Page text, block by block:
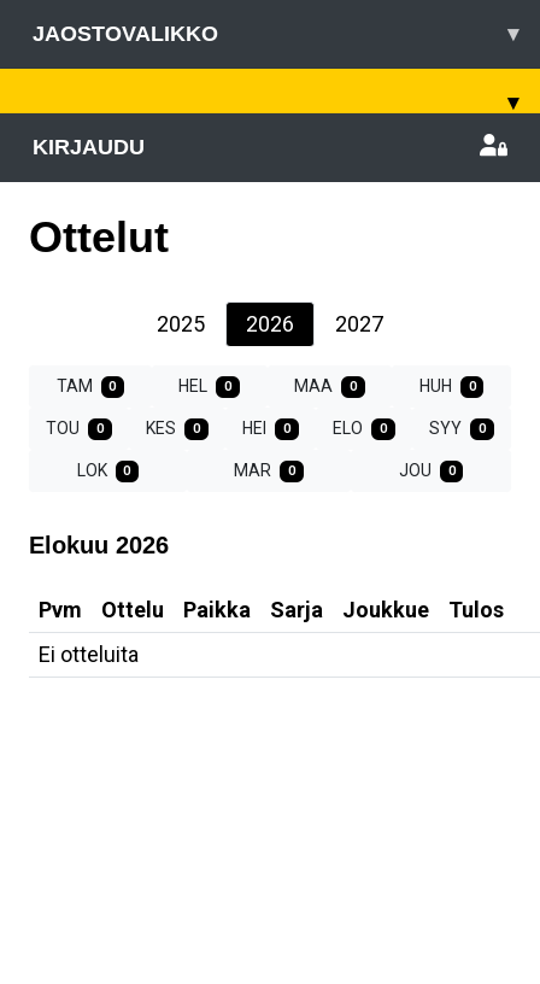
JAOSTOVALIKKO ▾
▾
KIRJAUDU
Ottelut
2025 2026 2027
TAM 0 HEL 0 MAA 0 HUH 0
TOU 0 KES 0 HEI 0 ELO 0 SYY 0
LOK 0 MAR 0 JOU 0
Elokuu 2026
Pvm Ottelu Paikka Sarja Joukkue
Tulos
Ei otteluita